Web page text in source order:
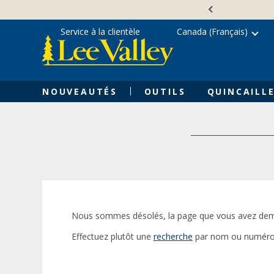
content
NOUVEAUTÉS OUTILS
Service à la clientèle Canada (Français)
Nous sommes désolés, la page que vous avez
Effectuez plutôt une recherche par nom ou